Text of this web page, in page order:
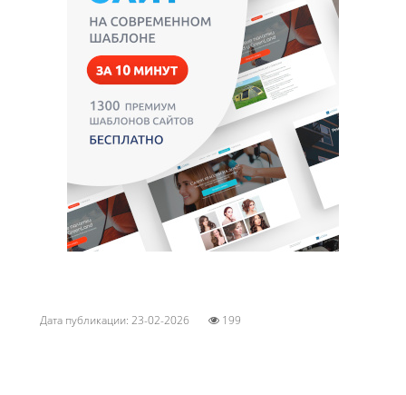
Дата публикации: 23-02-2026 199